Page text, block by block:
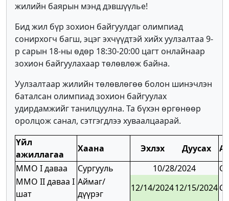
жилийн баярын мэнд дэвшүүлье!
Бид жил бүр зохион байгуулдаг олимпиад
сонирхогч багш, эцэг эхчүүдтэй хийх уулзалтаа 9-
р сарын 18-ны өдөр 18:30-20:00 цагт онлайнаар
зохион байгуулахаар төлөвлөж байна.
Уулзалтаар жилийн төлөвлөгөө болон шинэчлэн
баталсан олимпиад зохион байгуулах
удирдамжийг танилцуулна. Та бүхэн өргөнөөр
оролцож санал, сэтгэгдлээ хуваалцаарай.
Үйл
ажиллагаа
Хаана Эхлэх Дуусах
ММО I даваа
Сургууль 10/28/2024 C
ММО II даваа I
шат
Аймаг/
дүүрэг
12/14/202412/15/2024C